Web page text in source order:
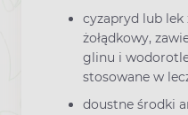
cyzapryd lub
żołądkowy,
glinu i
stosowane w
doustne środki